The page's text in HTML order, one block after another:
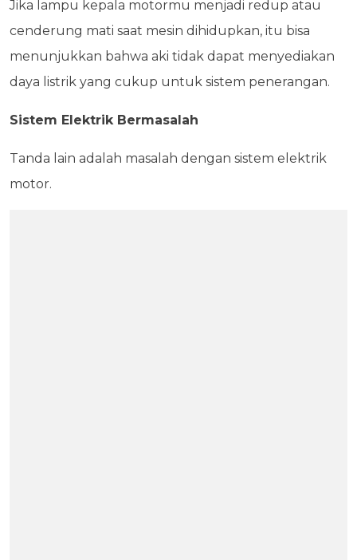
Jika lampu kepala motormu menjadi redup atau
cenderung mati saat mesin dihidupkan, itu bisa
menunjukkan bahwa aki tidak dapat menyediakan
daya listrik yang cukup untuk sistem penerangan.
Sistem Elektrik Bermasalah
Tanda lain adalah masalah dengan sistem elektrik
motor.